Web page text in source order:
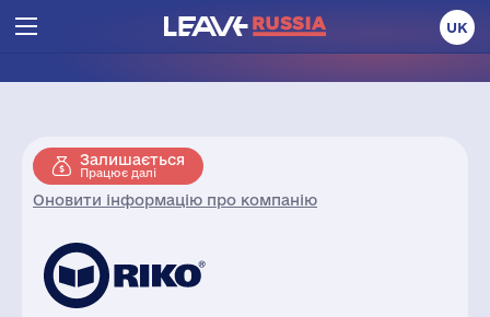
UK
Залишається
Працює далі
Оновити інформацію про компанію